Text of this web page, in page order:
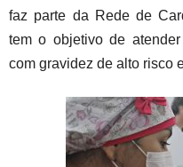
faz parte da Rede de
tem o objetivo de
com gravidez de alto risco